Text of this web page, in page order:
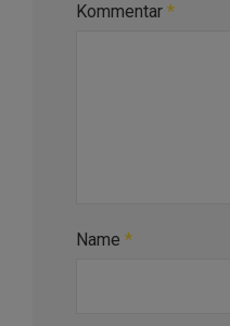
Kommentar *
Name *